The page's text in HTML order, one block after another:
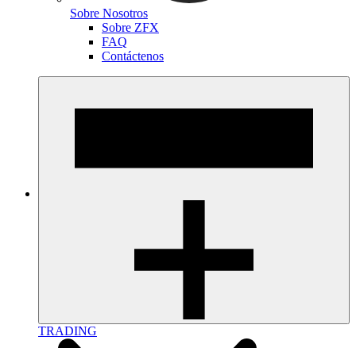
Sobre Nosotros
Sobre ZFX
FAQ
Contáctenos
TRADING